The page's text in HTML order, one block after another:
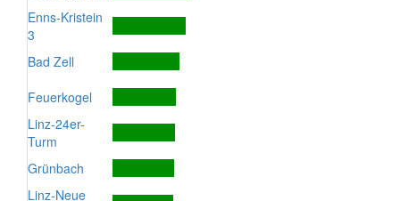
Enns-Kristein
3
Bad Zell
Feuerkogel
Linz-24er-
Turm
Grünbach
Linz-Neue